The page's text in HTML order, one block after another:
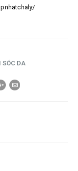
SÓC DA